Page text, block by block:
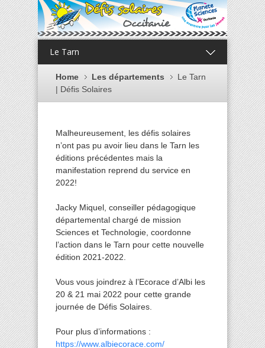
Le Tarn
Home Les départements
Le Tarn
| Défis Solaires
Malheureusement, les défis solaires
n’ont pas pu avoir lieu dans le Tarn les
éditions précédentes mais la
manifestation reprend du service en
2022!
Jacky Miquel, conseiller pédagogique
départemental chargé de mission
Sciences et Technologie, coordonne
l’action dans le Tarn pour cette nouvelle
édition 2021-2022.
Vous vous joindrez à l’Ecorace d’Albi les
20 & 21 mai 2022 pour cette grande
journée de Défis Solaires.
Pour plus d’informations :
https://www.albiecorace.com/